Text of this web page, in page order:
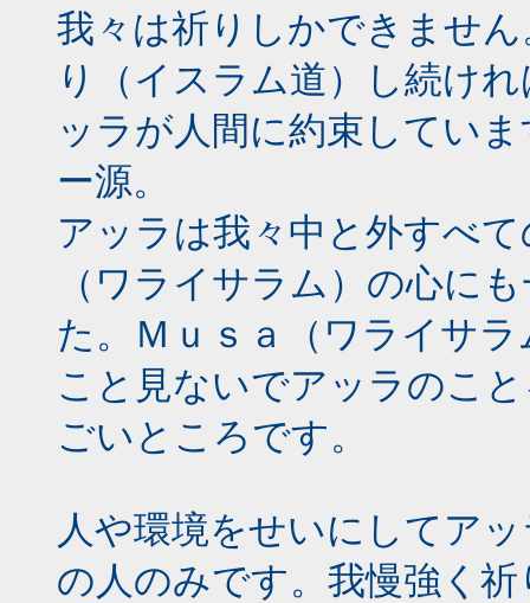
我々は祈りしかできませ
り（イスラム道）し続け
ッラが人間に約束してい
ー源。
アッラは我々中と外すべ
（ワライサラム）の心に
た。Ｍｕｓａ（ワライサ
こと見ないでアッラのこ
ごいところです。
人や環境をせいにしてア
の人のみです。我慢強く